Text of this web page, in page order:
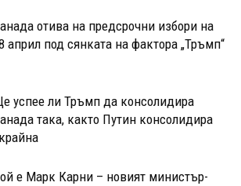
отива на предсрочни избори на
април под сянката на фактора „Тръмп“
успее ли Тръмп да консолидира
така, както Путин консолидира
е Марк Карни – новият министър-